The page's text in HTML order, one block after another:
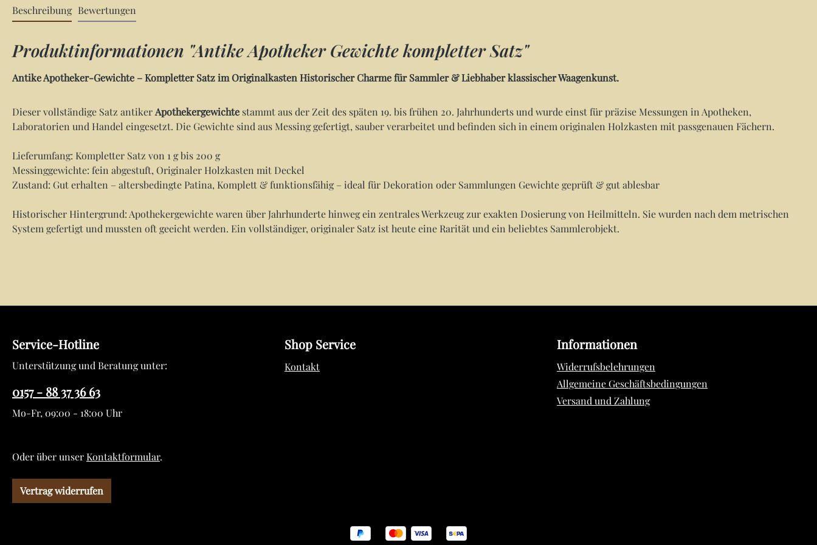
Beschreibung Bewertungen
Produktinformationen "Antike Apotheker Gewichte kompletter Satz"
Antike Apotheker-Gewichte – Kompletter Satz im Originalkasten Historischer Charme für Sammler & Liebhaber klassischer Waagenkunst.
Dieser vollständige Satz antikerApothekergewichte stammt aus der Zeit des späten 19. bis frühen 20. Jahrhunderts und wurde einst für präzise Messungen in Apotheken,
Laboratorien und Handel eingesetzt. Die Gewichte sind aus Messing gefertigt, sauber verarbeitet und befinden sich in einem originalen Holzkasten mit passgenauen Fächern.
Lieferumfang: Kompletter Satz von 1 g bis 200 g
Messinggewichte: fein abgestuft, Originaler Holzkasten mit Deckel
Zustand: Gut erhalten – altersbedingte Patina, Komplett & funktionsfähig – ideal für Dekoration oder Sammlungen Gewichte geprüft & gut ablesbar
Historischer Hintergrund: Apothekergewichte waren über Jahrhunderte hinweg ein zentrales Werkzeug zur exakten Dosierung von Heilmitteln. Sie wurden nach dem metrischen
System gefertigt und mussten oft geeicht werden. Ein vollständiger, originaler Satz ist heute eine Rarität und ein beliebtes Sammlerobjekt.
Service-Hotline
Unterstützung und Beratung unter:
0157 - 88 37 36 63
Mo-Fr, 09:00 - 18:00 Uhr
Oder über unserKontaktformular.
Vertrag widerrufen
Shop Service
Kontakt
Informationen
Widerrufsbelehrungen
Allgemeine Geschäftsbedingungen
Versand und Zahlung